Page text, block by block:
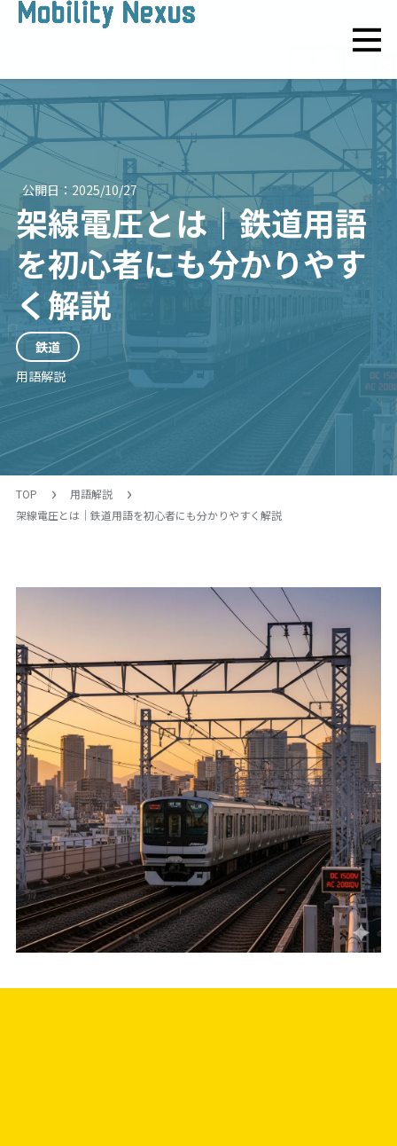
公開日：2025/10/27
架線電圧とは｜鉄道用語
を初心者にも分かりやす
く解説
鉄道
用語解説
TOP
用語解説
架線電圧とは｜鉄道用語を初心者にも分かりやすく解説